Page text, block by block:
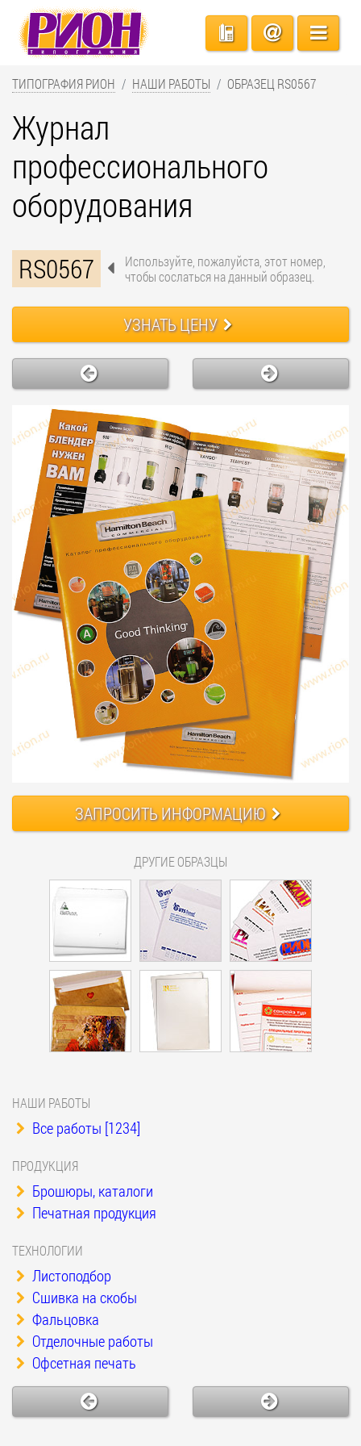
ТИПОГРАФИЯ РИОН НАШИ РАБОТЫ ОБРАЗЕЦ RS0567
Журнал
профессионального
оборудования
RS0567
Используйте, пожалуйста, этот номер,
чтобы сослаться на данный образец.
УЗНАТЬ ЦЕНУ
ЗАПРОСИТЬИНФОРМАЦИЮ
ДРУГИЕ ОБРАЗЦЫ
НАШИ РАБОТЫ
Все работы [1234]
ПРОДУКЦИЯ
Брошюры, каталоги
Печатная продукция
ТЕХНОЛОГИИ
Листоподбор
Сшивка на скобы
Фальцовка
Отделочные работы
Офсетная печать